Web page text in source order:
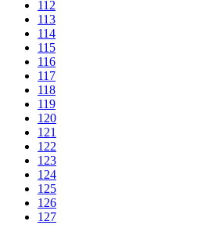
112
113
114
115
116
117
118
119
120
121
122
123
124
125
126
127